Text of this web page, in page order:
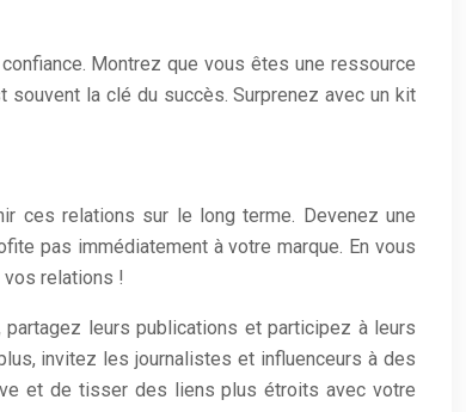
Montrez que vous êtes une ressource
la clé du succès. Surprenez avec un kit
ces relations sur le long terme. Devenez une
pas immédiatement à votre marque. En vous
relations !
leurs publications et participez à leurs
invitez les journalistes et influenceurs à des
et de tisser des liens plus étroits avec votre